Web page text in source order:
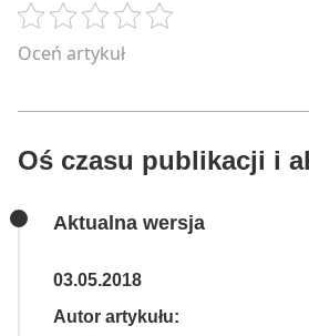
Oceń artykuł
Oś czasu publikacji i
Aktualna wersja
03.05.2018
Autor artykułu: